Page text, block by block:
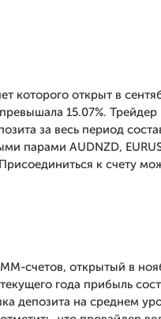
которого открыт в
15.07%.
за весь период
парами AUDNZD,
к счету
счетов, открытый в
года прибыль
депозита на среднем